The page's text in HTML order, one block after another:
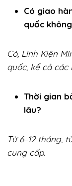
Có giao
quốc
Có, Linh Kiện
quốc, kể cả
Thời gian
lâu?
Từ 6–12 tháng,
cung cấp.